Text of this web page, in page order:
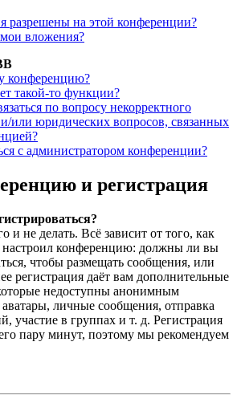
разрешены на этой конференции?
вложения?
конференцию?
такой-то функции?
по вопросу некорректного
или юридических вопросов, связанных
с администратором конференции?
и регистрация
и не делать. Всё зависит от того, как
настроил конференцию: должны ли вы
чтобы размещать сообщения, или
регистрация даёт вам дополнительные
недоступны анонимным
аватары, личные сообщения, отправка
участие в группах и т. д. Регистрация
пару минут, поэтому мы рекомендуем